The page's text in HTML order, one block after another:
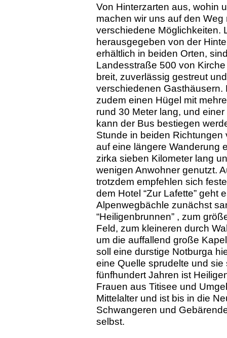
Von Hinterzarten aus, wohin
machen wir uns auf den
verschiedene Möglichkeiten.
herausgegeben von der
erhältlich in beiden Orten,
Landesstraße 500 von
breit, zuverlässig gestreut
verschiedenen Gasthäusern.
zudem einen Hügel mit
rund 30 Meter lang, und
kann der Bus bestiegen
Stunde in beiden
auf eine längere Wanderung
zirka sieben Kilometer lang
wenigen Anwohner genutzt.
trotzdem empfehlen sich
dem Hotel “Zur Lafette” geht
Alpenwegbächle zunächst
“Heiligenbrunnen” , zum
Feld, zum kleineren durch
um die auffallend große
soll eine durstige Notburga
eine Quelle sprudelte und
fünfhundert Jahren ist
Frauen aus Titisee und
Mittelalter und ist bis in die
Schwangeren und
selbst.